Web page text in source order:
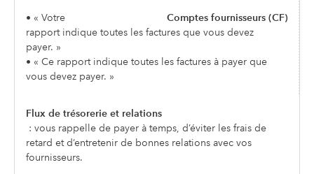
• « Votre
Comptes fournisseurs (CF)
rapport indique toutes les factures que vous devez
payer. »
• « Ce rapport indique toutes les factures à payer que
vous devez payer. »
Flux de trésorerie et relations
: vous rappelle de payer à temps, d’éviter les frais de
retard et d’entretenir de bonnes relations avec vos
fournisseurs.